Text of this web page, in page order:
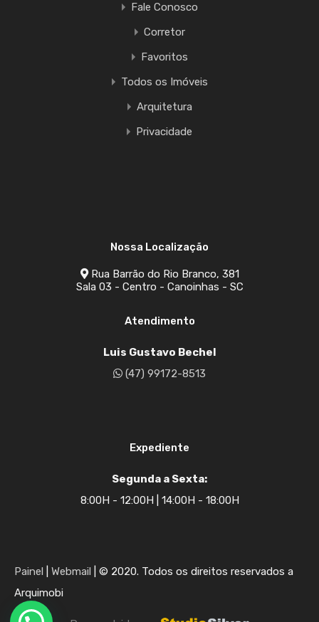
Fale Conosco
Corretor
Favoritos
Todos os Imóveis
Arquitetura
Privacidade
Nossa Localização
Rua Barrão do Rio Branco, 381
Sala 03 - Centro - Canoinhas - SC
Atendimento
Luis Gustavo Bechel
(47) 99172-8513
Expediente
Segunda a Sexta:
8:00H - 12:00H | 14:00H - 18:00H
Painel Webmail
| © 2020. Todos os direitos reservados a
Arquimobi